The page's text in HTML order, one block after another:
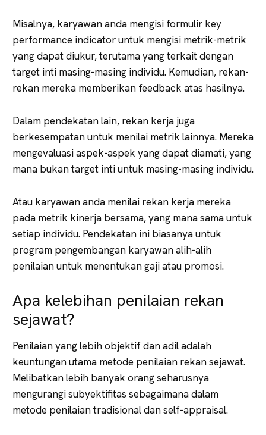
Misalnya, karyawan anda mengisi formulir key
performance indicator untuk mengisi metrik-metrik
yang dapat diukur, terutama yang terkait dengan
target inti masing-masing individu. Kemudian, rekan-
rekan mereka memberikan feedback atas hasilnya.
Dalam pendekatan lain, rekan kerja juga
berkesempatan untuk menilai metrik lainnya. Mereka
mengevaluasi aspek-aspek yang dapat diamati, yang
mana bukan target inti untuk masing-masing individu.
Atau karyawan anda menilai rekan kerja mereka
pada metrik kinerja bersama, yang mana sama untuk
setiap individu. Pendekatan ini biasanya untuk
program pengembangan karyawan alih-alih
penilaian untuk menentukan gaji atau promosi.
Apa kelebihan penilaian rekan
sejawat?
Penilaian yang lebih objektif dan adil adalah
keuntungan utama metode penilaian rekan sejawat.
Melibatkan lebih banyak orang seharusnya
mengurangi subyektifitas sebagaimana dalam
metode penilaian tradisional dan self-appraisal.